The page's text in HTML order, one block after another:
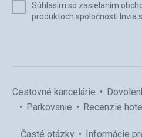
(povinné)
Súhlasím so zasielaním
produktoch spoločnosti
Cestovné kancelárie
Parkovanie
Recenzie
Časté otázky Informácie